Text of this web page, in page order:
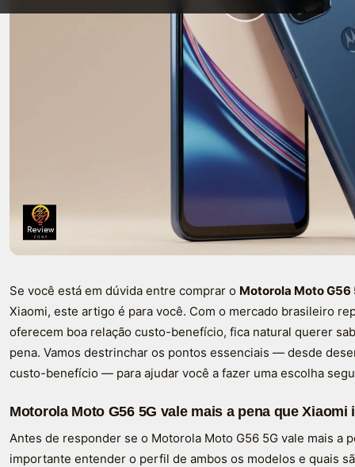
Se você está em dúvida entre comprar o Motorola Moto G56
Xiaomi, este artigo é para você. Com o mercado brasileiro
oferecem boa relação custo-benefício, fica natural querer
pena. Vamos destrinchar os pontos essenciais — desde
custo-benefício — para ajudar você a fazer uma escolha
Motorola Moto G56 5G vale mais a pena que
Antes de responder se o Motorola Moto G56 5G vale mais a
importante entender o perfil de ambos os modelos e quais